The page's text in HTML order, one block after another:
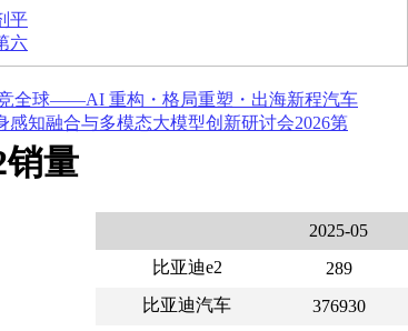
全球——AI 重构・格局重塑・出海新程汽车
感知融合与多模态大模型创新研讨会2026第
平
六
销量
2025-05
比亚迪e2
289
比亚迪汽车
376930